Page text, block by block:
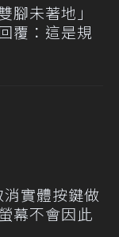
腳未著地」
覆：這是規
實體按鍵做
幕不會因此